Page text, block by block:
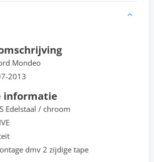
Mondeo
2013
informatie
Edelstaal / chroom
dmv 2 zijdige tape